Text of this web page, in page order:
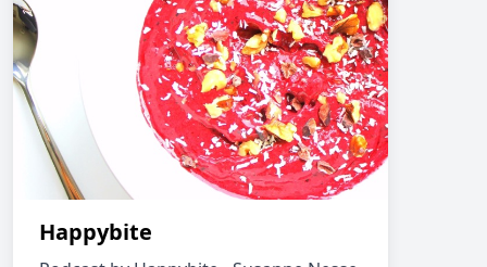
Happybite